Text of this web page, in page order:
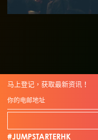
马上登记，获取最新资讯！
#JUMPSTARTERHK